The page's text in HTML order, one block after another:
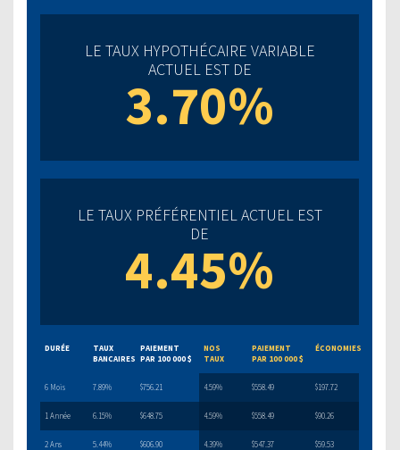
LE TAUX HYPOTHÉCAIRE VARIABLE
ACTUEL EST DE
3.70%
LE TAUX PRÉFÉRENTIEL ACTUEL EST
DE
4.45%
DURÉE
TAUX
BANCAIRES
PAIEMENT
PAR 100 000 $
NOS
TAUX
PAIEMENT
PAR 100 000 $
ÉCONOMIES
6 Mois 7.89% $756.21 4.59% $558.49 $197.72
1 Année 6.15% $648.75 4.59% $558.49 $90.26
2 Ans 5.44% $606.90 4.39% $547.37 $59.53